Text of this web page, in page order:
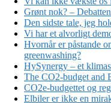
Grønt nok? –
Den sidste tale, jeg
Vi har et alvorligt
Hvornår er påstande
greenwashing?
HySynergy – et
The CO2-budget and
CO2e-budgettet og
Elbiler er ikke en